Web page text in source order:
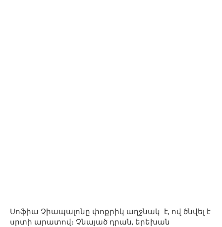
Սոֆիա Չիապալոնը փոքրիկ աղջնակ է, ով ծնվել է
սրտի արատով։ Չնայած դրան, երեխան